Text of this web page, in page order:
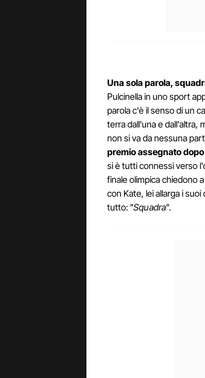
Una sola parola,
Pulcinella in uno sport
parola c'è il senso di un
terra dall'una e dall'altra,
non si va da nessuna
premio assegnato
si è tutti connessi verso
finale olimpica chiedono
con Kate, lei allarga i
tutto: "Squadra".